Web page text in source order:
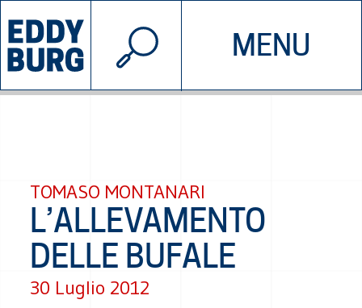
MENU
INIZIATIVE CHI SIAMO
© 2026 EDDYBURG
TOMASO MONTANARI
L’ALLEVAMENTO
DELLE BUFALE
30 Luglio 2012